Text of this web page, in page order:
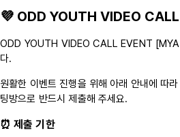
💜 ODD YOUTH VIDEO
ODD YOUTH VIDEO CALL EVENT
다.
원활한 이벤트 진행을 위해 아래 안내에 따
팅방으로 반드시 제출해 주세요.
⏰ 제출 기한